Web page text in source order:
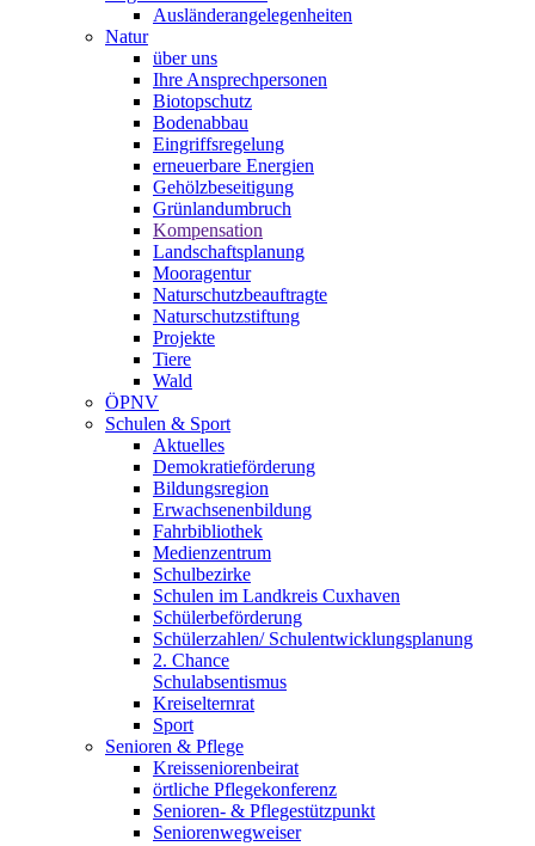
Ausländerangelegenheiten
Natur
über uns
Ihre Ansprechpersonen
Biotopschutz
Bodenabbau
Eingriffsregelung
erneuerbare Energien
Gehölzbeseitigung
Grünlandumbruch
Kompensation
Landschaftsplanung
Mooragentur
Naturschutzbeauftragte
Naturschutzstiftung
Projekte
Tiere
Wald
ÖPNV
Schulen & Sport
Aktuelles
Demokratieförderung
Bildungsregion
Erwachsenenbildung
Fahrbibliothek
Medienzentrum
Schulbezirke
Schulen im Landkreis Cuxhaven
Schülerbeförderung
Schülerzahlen/ Schulentwicklungsplanung
2. Chance
Schulabsentismus
Kreiselternrat
Sport
Senioren & Pflege
Kreisseniorenbeirat
örtliche Pflegekonferenz
Senioren- & Pflegestützpunkt
Seniorenwegweiser